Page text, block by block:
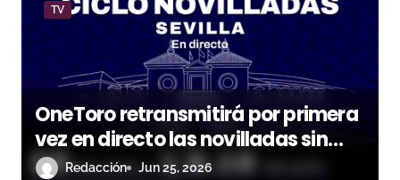
TV
OneToro retransmitirá por primera
vez en directo las novilladas sin
picadores de la Maestranza
Redacción Jun 25, 2026